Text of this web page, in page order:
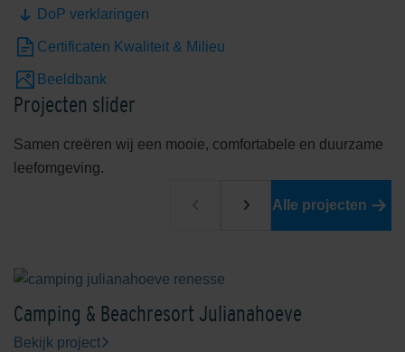
DoP verklaringen
Certificaten Kwaliteit & Milieu
Beeldbank
Projecten slider
Samen creëren wij een mooie, comfortabele en duurzame
leefomgeving.
Alle projecten
Camping & Beachresort Julianahoeve
Bekijk project